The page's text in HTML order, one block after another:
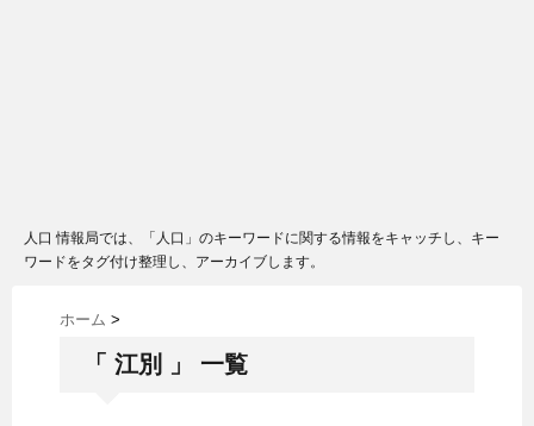
人口 情報局では、「人口」のキーワードに関する情報をキャッチし、キー
ワードをタグ付け整理し、アーカイブします。
ホーム >
「 江別 」 一覧